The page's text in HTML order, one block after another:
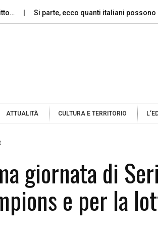
Si parte, ecco quanti italiani possono
ATTUALITÀ CULTURA E TERRITORIO
giornata di
e per la